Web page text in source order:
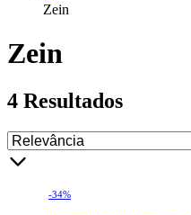
Zein
Zein
4 Resultados
-34%